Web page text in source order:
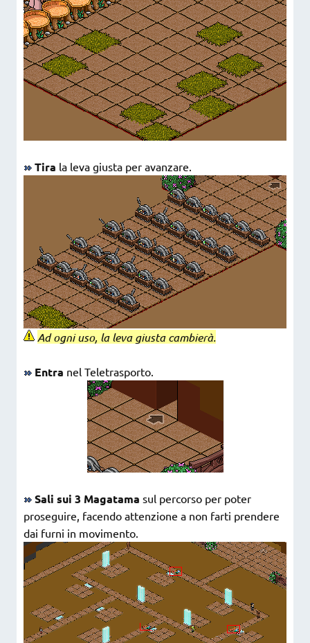
Tira la leva giusta per avanzare.
Ad ogni uso, la leva giusta cambierà.
Entra nel Teletrasporto.
Sali sui 3 Magatama sul percorso per poter
proseguire, facendo attenzione a non farti prendere
dai furni in movimento.